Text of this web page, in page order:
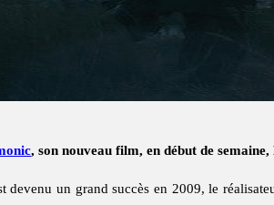
, son nouveau film, en début de
devenu un grand succès en 2009, le